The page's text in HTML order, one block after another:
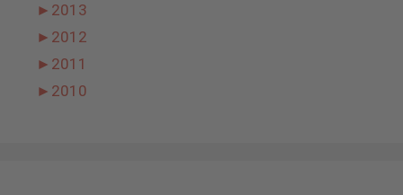
► 2013
► 2012
► 2011
► 2010